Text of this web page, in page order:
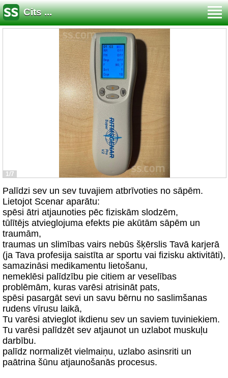
Cits ...
1/7
Palīdzi sev un sev tuvajiem atbrīvoties no sāpēm.
Lietojot Scenar aparātu:
spēsi ātri atjaunoties pēc fiziskām slodzēm,
tūlītējs atvieglojuma efekts pie akūtām sāpēm un
traumām,
traumas un slimības vairs nebūs šķērslis Tavā karjerā
(ja Tava profesija saistīta ar sportu vai fizisku aktivitāti),
samazināsi medikamentu lietošanu,
nemeklēsi palīdzību pie citiem ar veselības
problēmām, kuras varēsi atrisināt pats,
spēsi pasargāt sevi un savu bērnu no saslimšanas
rudens vīrusu laikā,
Tu varēsi atvieglot ikdienu sev un saviem tuviniekiem.
Tu varēsi palīdzēt sev atjaunot un uzlabot muskuļu
darbību.
palīdz normalizēt vielmaiņu, uzlabo asinsriti un
paātrina šūnu atjaunošanās procesus.